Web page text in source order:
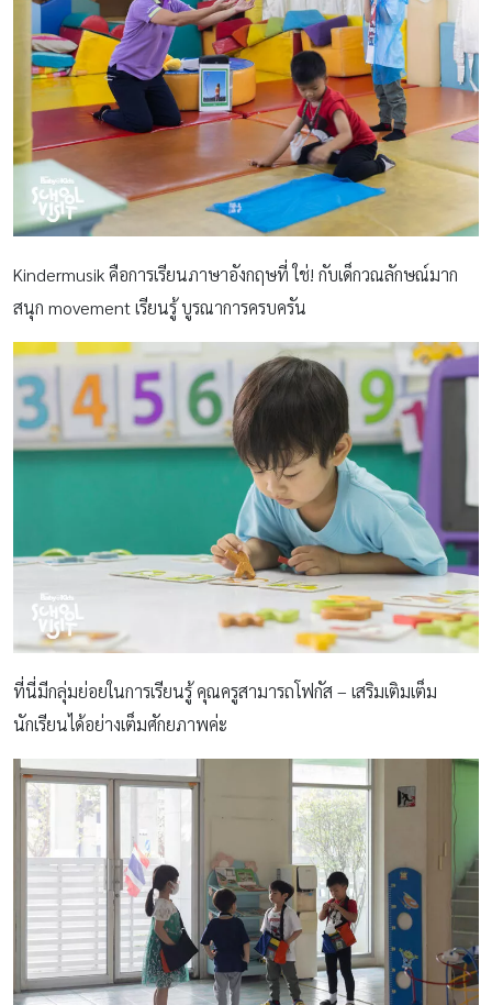
Kindermusik คือการเรียนภาษาอังกฤษที่ ใช่! กับเด็กวณลักษณ์มาก
สนุก movement เรียนรู้ บูรณาการครบครัน
ที่นี่มีกลุ่มย่อยในการเรียนรู้ คุณครูสามารถโฟกัส – เสริมเติมเต็ม
นักเรียนได้อย่างเต็มศักยภาพค่ะ